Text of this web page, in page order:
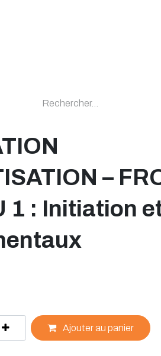
–
1 : Initiation
Ajouter au panier